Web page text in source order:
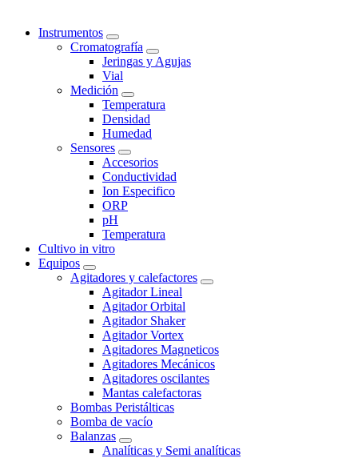
Instrumentos
Cromatografía
Jeringas y Agujas
Vial
Medición
Temperatura
Densidad
Humedad
Sensores
Accesorios
Conductividad
Ion Especifico
ORP
pH
Temperatura
Cultivo in vitro
Equipos
Agitadores y calefactores
Agitador Lineal
Agitador Orbital
Agitador Shaker
Agitador Vortex
Agitadores Magneticos
Agitadores Mecánicos
Agitadores oscilantes
Mantas calefactoras
Bombas Peristálticas
Bomba de vacío
Balanzas
Analíticas y Semi analíticas